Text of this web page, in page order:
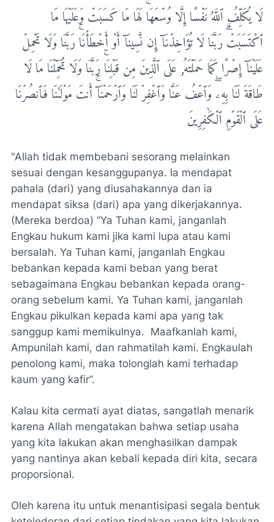
لَا يُكَلِّفُ ٱللَّهُ نَفۡسًا إِلَّا وُسۡعَهَاۚ لَهَا مَا كَسَبَتۡ وَعَلَيۡهَا مَا
ٱكۡتَسَبَتۡۗ رَبَّنَا لَا تُؤَاخِذۡنَآ إِن نَّسِينَآ أَوۡ أَخۡطَأۡنَاۚ رَبَّنَا وَلَا تَحۡمِلۡ
عَلَيۡنَآ إِصۡرًا كَمَا حَمَلۡتَهُۥ عَلَى ٱلَّذِينَ مِن قَبۡلِنَاۚ رَبَّنَا وَلَا تُحَمِّلۡنَا مَا لَا
طَاقَةَ لَنَا بِهِۦۖ وَٱعۡفُ عَنَّا وَٱغۡفِرۡ لَنَا وَٱرۡحَمۡنَآۚ أَنتَ مَوۡلَىٰنَا فَٱنصُرۡنَا
عَلَى ٱلۡقَوۡمِ ٱلۡكَٰفِرِينَ
"Allah tidak membebani sesorang melainkan
sesuai dengan kesanggupanya. Ia mendapat
pahala (dari) yang diusahakannya dan ia
mendapat siksa (dari) apa yang dikerjakannya.
(Mereka berdoa) “Ya Tuhan kami, janganlah
Engkau hukum kami jika kami lupa atau kami
bersalah. Ya Tuhan kami, janganlah Engkau
bebankan kepada kami beban yang berat
sebagaimana Engkau bebankan kepada orang-
orang sebelum kami. Ya Tuhan kami, janganlah
Engkau pikulkan kepada kami apa yang tak
sanggup kami memikulnya. Maafkanlah kami,
Ampunilah kami, dan rahmatilah kami. Engkaulah
penolong kami, maka tolonglah kami terhadap
kaum yang kafir”.
Kalau kita cermati ayat diatas, sangatlah menarik
karena Allah mengatakan bahwa setiap usaha
yang kita lakukan akan menghasilkan dampak
yang nantinya akan kebali kepada diri kita, secara
proporsional.
Oleh karena itu untuk menantisipasi segala bentuk